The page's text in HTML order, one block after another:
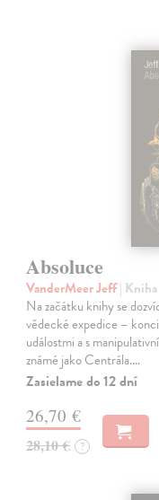
Absoluce
VanderMeer Jeff| Kniha
Na začátku knihy se
vědecké expedice –
událostmi a s
známé jako Centrála.…
Zasielame do 12 dní
26,70 €
28,10 € ?